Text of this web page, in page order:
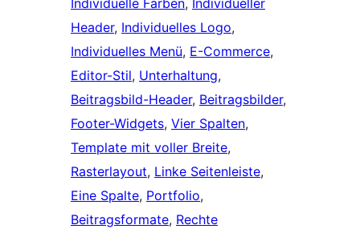
Individuelle Farben, Individueller
Header, Individuelles Logo
Individuelles Menü, E-Commerce
Editor-Stil, Unterhaltung
Beitragsbild-Header, Beitragsbilder
Footer-Widgets, Vier Spalten
Template mit voller Breite
Rasterlayout, Linke Seitenleiste
Eine Spalte, Portfolio
Beitragsformate, Rechte